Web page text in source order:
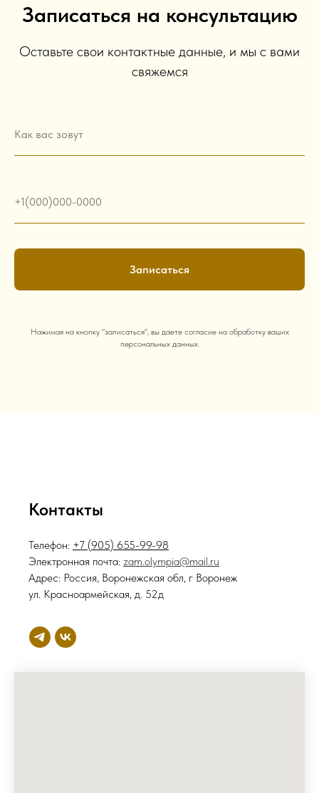
Записаться на консультацию
Оставьте свои контактные данные, и мы с вами
свяжемся
Как вас зовут
+1(000)000-0000
Записаться
Нажимая на кнопку "записаться", вы даете согласие на обработку ваших
персональных данных.
Контакты
Телефон: +7 (905) 655-99-98
Электронная почта: zam.olympia@mail.ru
Адрес: Россия, Воронежская обл, г Воронеж
ул. Красноармейская, д. 52д